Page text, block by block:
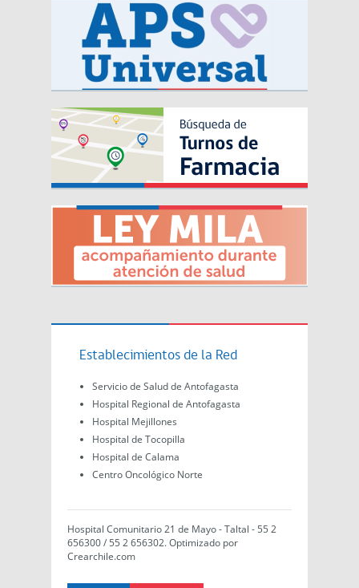
Establecimientos de la Red
Servicio de Salud de Antofagasta
Hospital Regional de Antofagasta
Hospital Mejillones
Hospital de Tocopilla
Hospital de Calama
Centro Oncológico Norte
Hospital Comunitario 21 de Mayo - Taltal - 55 2
656300 / 55 2 656302. Optimizado por
Crearchile.com